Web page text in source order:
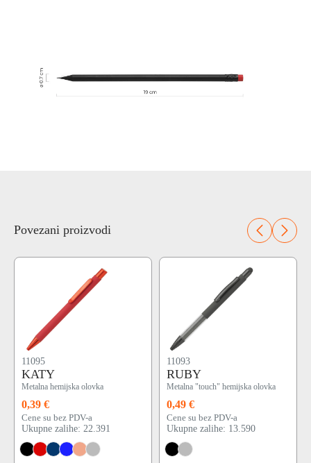
Povezani proizvodi
11095
KATY
Metalna hemijska olovka
0,39 €
Cene su bez PDV-a
Ukupne zalihe: 22.391
11093
RUBY
Metalna "touch" hemijska olovka
0,49 €
Cene su bez PDV-a
Ukupne zalihe: 13.590